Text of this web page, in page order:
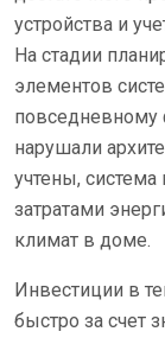
устройства и
На стадии
элементов
нарушали
учтены,
затратами
климат в доме.
Инвестиции в
быстро за счет